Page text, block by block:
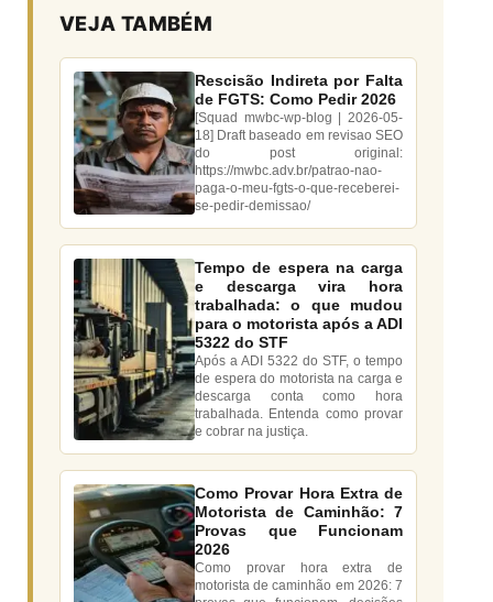
VEJA TAMBÉM
Rescisão Indireta por Falta
de FGTS: Como Pedir 2026
[Squad mwbc-wp-blog | 2026-05-
18] Draft baseado em revisao SEO
do post original:
https://mwbc.adv.br/patrao-nao-
paga-o-meu-fgts-o-que-receberei-
se-pedir-demissao/
Tempo de espera na carga
e descarga vira hora
trabalhada: o que mudou
para o motorista após a ADI
5322 do STF
Após a ADI 5322 do STF, o tempo
de espera do motorista na carga e
descarga conta como hora
trabalhada. Entenda como provar
e cobrar na justiça.
Como Provar Hora Extra de
Motorista de Caminhão: 7
Provas que Funcionam
2026
Como provar hora extra de
motorista de caminhão em 2026: 7